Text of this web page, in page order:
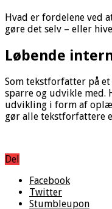
Hvad er fordelene ved
gøre det selv – eller
Løbende
Som tekstforfatter på
sparre og udvikle med.
udvikling i form af
gør alle tekstforfattere
Del
Facebook
Twitter
Stumbleupon